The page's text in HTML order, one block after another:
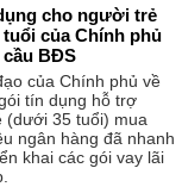
cho người trẻ
của Chính phủ
cầu BĐS
của Chính phủ về
tín dụng hỗ trợ
(dưới 35 tuổi) mua
ngân hàng đã nhanh
khai các gói vay lãi